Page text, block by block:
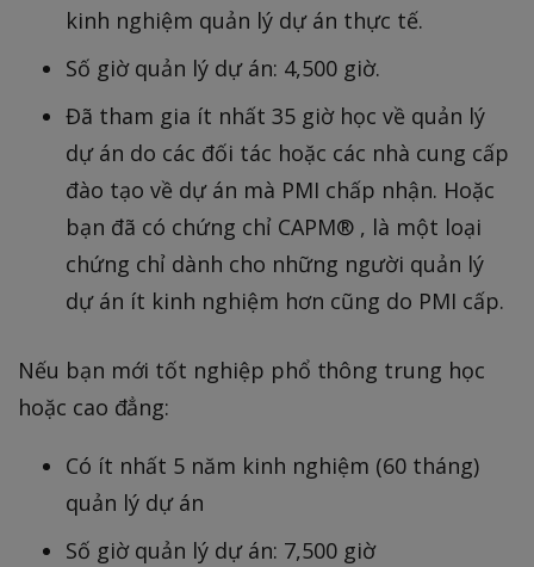
kinh nghiệm quản lý dự án thực tế.
Số giờ quản lý dự án: 4,500 giờ.
Đã tham gia ít nhất 35 giờ học về quản lý
dự án do các đối tác hoặc các nhà cung cấp
đào tạo về dự án mà PMI chấp nhận. Hoặc
bạn đã có chứng chỉ CAPM® , là một loại
chứng chỉ dành cho những người quản lý
dự án ít kinh nghiệm hơn cũng do PMI cấp.
Nếu bạn mới tốt nghiệp phổ thông trung học
hoặc cao đẳng:
Có ít nhất 5 năm kinh nghiệm (60 tháng)
quản lý dự án
Số giờ quản lý dự án: 7,500 giờ